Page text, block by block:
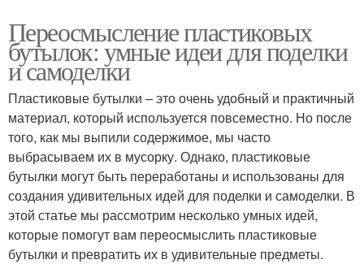
Переосмысление пластиковых
бутылок: умные идеи для поделки
и самоделки
Пластиковые бутылки – это очень удобный и практичный
материал, который используется повсеместно. Но после
того, как мы выпили содержимое, мы часто
выбрасываем их в мусорку. Однако, пластиковые
бутылки могут быть переработаны и использованы для
создания удивительных идей для поделки и самоделки. В
этой статье мы рассмотрим несколько умных идей,
которые помогут вам переосмыслить пластиковые
бутылки и превратить их в удивительные предметы.